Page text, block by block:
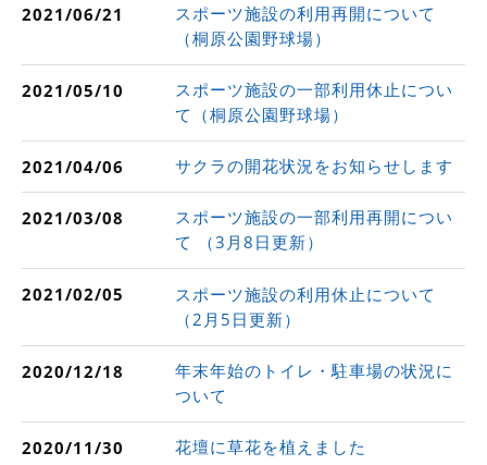
2021/06/21
スポーツ施設の利用再開について
（桐原公園野球場）
2021/05/10
スポーツ施設の一部利用休止につい
て（桐原公園野球場）
2021/04/06 サクラの開花状況をお知らせします
2021/03/08
スポーツ施設の一部利用再開につい
て （3月8日更新）
2021/02/05
スポーツ施設の利用休止について
（2月5日更新）
2020/12/18
年末年始のトイレ・駐車場の状況に
ついて
2020/11/30 花壇に草花を植えました